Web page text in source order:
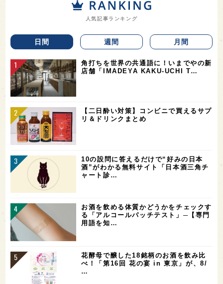
人気記事ランキング
日間 週間 月間
角打ちを世界の共通語に！いまでやの新
店舗「IMADEYA KAKU-UCHI T…
【二日酔い対策】コンビニで買えるサプ
リ＆ドリンクまとめ
10の設問に答えるだけで“好みの日本
酒”がわかる無料サイト「日本酒三角チ
ャート診…
お酒を飲める体質かどうかをチェックす
る「アルコールパッチテスト」─【専門
用語を知…
花酵母で醸した18銘柄のお酒を飲み比
べ！「第16回 花の宴 in 東京」が、8/
…